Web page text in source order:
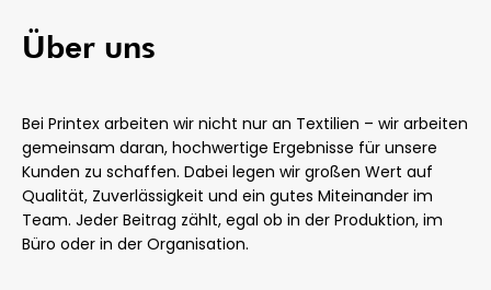
Über uns
Bei Printex arbeiten wir nicht nur an Textilien – wir arbeiten
gemeinsam daran, hochwertige Ergebnisse für unsere
Kunden zu schaffen. Dabei legen wir großen Wert auf
Qualität, Zuverlässigkeit und ein gutes Miteinander im
Team. Jeder Beitrag zählt, egal ob in der Produktion, im
Büro oder in der Organisation.